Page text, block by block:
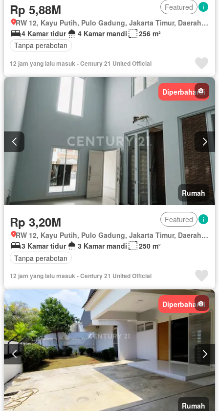
Rp 5,88M
Featured
RW 12, Kayu Putih, Pulo Gadung, Jakarta Timur, Daerah Khusus Ibukota Jakarta
4 Kamar tidur
4 Kamar mandi
256 m²
Tanpa perabotan
12 jam yang lalu masuk - Century 21 United Official
Diperbaharui
Rumah
Rp 3,20M
Featured
RW 12, Kayu Putih, Pulo Gadung, Jakarta Timur, Daerah Khusus Ibukota Jakarta
3 Kamar tidur
3 Kamar mandi
250 m²
Tanpa perabotan
12 jam yang lalu masuk - Century 21 United Official
Diperbaharui
Rumah